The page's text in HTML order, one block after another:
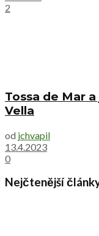
2
Tossa de Mar
Vella
od jchvapil
13.4.2023
0
Nejčtenější